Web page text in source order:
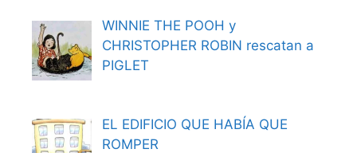
WINNIE THE POOH y
CHRISTOPHER ROBIN rescatan a
PIGLET
EL EDIFICIO QUE HABÍA QUE
ROMPER